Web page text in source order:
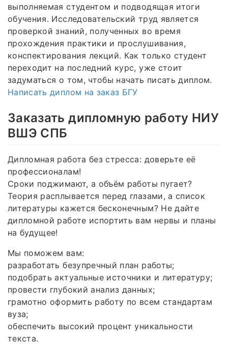
выполняемая студентом и подводящая итоги
обучения. Исследовательский труд является
проверкой знаний, полученных во время
прохождения практики и прослушивания,
конспектирования лекций. Как только студент
переходит на последний курс, уже стоит
задуматься о том, чтобы начать писать диплом.
Написать диплом на заказ БГУ
Заказать дипломную работу НИУ
ВШЭ СПБ
Дипломная работа без стресса: доверьте её
профессионалам!
Сроки поджимают, а объём работы пугает?
Теория расплывается перед глазами, а список
литературы кажется бесконечным? Не дайте
дипломной работе испортить вам нервы и планы
на будущее!
Мы поможем вам:
разработать безупречный план работы;
подобрать актуальные источники и литературу;
провести глубокий анализ данных;
грамотно оформить работу по всем стандартам
вуза;
обеспечить высокий процент уникальности
текста.